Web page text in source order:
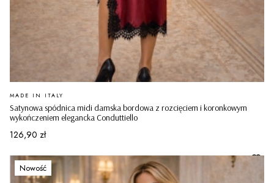
Satynowa spódnica midi damska bordowa z rozcięciem i koronkowym
wykończeniem elegancka Conduttiello
PRODUCENT
MADE IN ITALY
Cena
126,90 zł
Nowość